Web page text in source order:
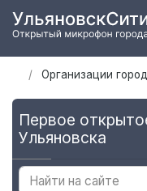
Организации
Первое
Ульяновска